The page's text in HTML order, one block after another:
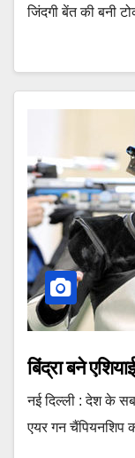
जिंदगी बेंत की बनी
बिंद्रा बने
नई दिल्ली : देश के
एयर गन चैंपियनशिप